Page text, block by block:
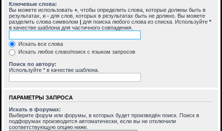
Ключевые слова:
Вы можете использовать + , чтобы определить слова, которые должны быть в
результатах, и - для слов, которых в результатах быть не должно. Вы можете
разделить слова символом | для поиска любого слова из списка. Используйте *
в качестве шаблона для частичного совпадения.
Искать все слова
Искать любое слово/поиск с языком запросов
Поиск по автору:
Используйте * в качестве шаблона.
ПАРАМЕТРЫ ЗАПРОСА
Искать в форумах:
Выберите форум или форумы, в которых будет произведён поиск. Поиск в
подфорумах производится автоматически, если вы не отключили
соответствующую опцию ниже.